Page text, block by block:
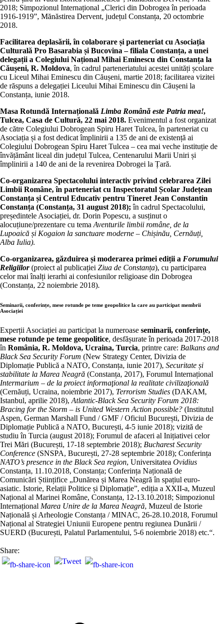
2018; Simpozionul Internațional „Clerici din Dobrogea în perioada
1916-1919”, Mănăstirea Dervent, județul Constanța, 20 octombrie
2018.
Facilitarea deplasării, în colaborare și parteneriat cu Asociația
Culturală Pro Basarabia și Bucovina – filiala Constanța, a unei
delegații a Colegiului Național Mihai Eminescu din Constanța la
Căușeni, R. Moldova, în cadrul parteneriatului acestei unități școlare
cu Liceul Mihai Eminescu din Căușeni, martie 2018; facilitarea vizitei
de răspuns a delegației Liceului Mihai Eminescu din Căușeni la
Constanța, iunie 2018.
Masa Rotundă Internațională Limba Română este Patria mea!,
Tulcea, Casa de Cultură, 22 mai 2018. Evenimentul a fost organizat
de către Colegiului Dobrogean Spiru Haret Tulcea, în parteneriat cu
Asociația și a fost dedicat împlinirii a 135 de ani de existență ai
Colegiului Dobrogean Spiru Haret Tulcea – cea mai veche instituție de
învățământ liceal din județul Tulcea, Centenarului Marii Uniri și
împlinirii a 140 de ani de la revenirea Dobrogei la Țară.
Co-organizarea Spectacolului interactiv privind celebrarea Zilei
Limbii Române, în parteneriat cu Inspectoratul Școlar Județean
Constanța și Centrul Educativ pentru Tineret Jean Constantin
Constanța (Constanța, 31 august 2018); în cadrul Spectacolului,
președintele Asociației, dr. Dorin Popescu, a susținut o
alocuțiune/prezentare cu tema Aventurile limbii române, de la
Lupoaică și Kogaion la sanctuare moderne – Chișinău, Cernăuți,
Alba Iulia).
Co-organizarea, găzduirea și moderarea primei ediții a Forumului
Religiilor(proiect al publicației Ziua de Constanța), cu participarea
celor mai înalți ierarhi ai confesiunilor religioase din Dobrogea
(Constanța, 22 noiembrie 2018).
Seminarii, conferințe, mese rotunde pe teme geopolitice la care au participat membrii
Asociației
Experții Asociației au participat la numeroase seminarii, conferințe,
mese rotunde pe teme geopolitice, desfășurate în perioada 2017-2018
în România, R. Moldova, Ucraina, Turcia, printre care: Balkans and
Black Sea Security Forum (New Strategy Center, Divizia de
Diplomație Publică a NATO, Constanța, iunie 2017), Securitate și
stabilitate la Marea Neagră (Constanța, 2017), Forumul Internațional
Intermarium – de la proiect informaţional la realitate civilizaţională
(Cernăuți, Ucraina, noiembrie 2017), Terrorism Studies (DAKAM,
Istanbul, aprilie 2018), Atlantic-Black Sea Security Forum 2018:
Bracing for the Storm – is United Western Action possible? (Institutul
Aspen, German Marshall Fund / GMF / Oficiul București, Divizia de
Diplomație Publică a NATO, București, 4-5 iunie 2018); vizită de
studiu în Turcia (august 2018); Forumul de afaceri al Inițiativei celor
Trei Mări (București, 17-18 septembrie 2018); Bucharest Security
Conference (SNSPA, București, 27-28 septembrie 2018); Conferința
NATO’s presence in the Black Sea region, Universitatea Ovidius
Constanța, 11.10.2018, Constanța; Conferința Națională de
Comunicări Științifice „Dunărea și Marea Neagră în spațiul euro-
asiatic. Istorie, Relații Politice și Diplomație”, ediția a XXII-a, Muzeul
Național al Marinei Române, Constanța, 12-13.10.2018; Simpozionul
Internațional Marea Unire de la Marea Neagră, Muzeul de Istorie
Națională și Arheologie Constanța / MINAC, 26-28.10.2018, Forumul
Național al Strategiei Uniunii Europene pentru regiunea Dunării /
SUERD (București, Palatul Parlamentului, 5-6 noiembrie 2018) etc.“.
Share: